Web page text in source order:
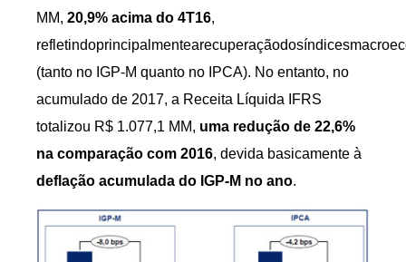
MM, 20,9% acima do 4T16,
(tanto no IGP-M quanto no IPCA). No entanto, no
acumulado de 2017, a Receita Líquida IFRS
totalizou R$ 1.077,1 MM, uma redução de 22,6%
na comparação com 2016, devida basicamente à
deflação acumulada do IGP-M no ano.